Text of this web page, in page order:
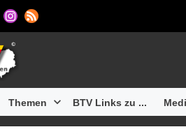
Themen BTV Links zu ...